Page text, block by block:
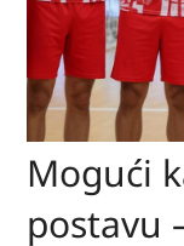
Mogući
postavu